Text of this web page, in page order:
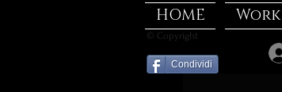
HOME
© Copyright
Condividi